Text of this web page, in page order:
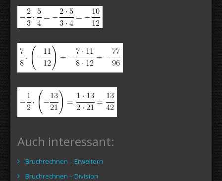
Auch interessant:
Bruchrechnen – Erweitern
Bruchrechnen – Division